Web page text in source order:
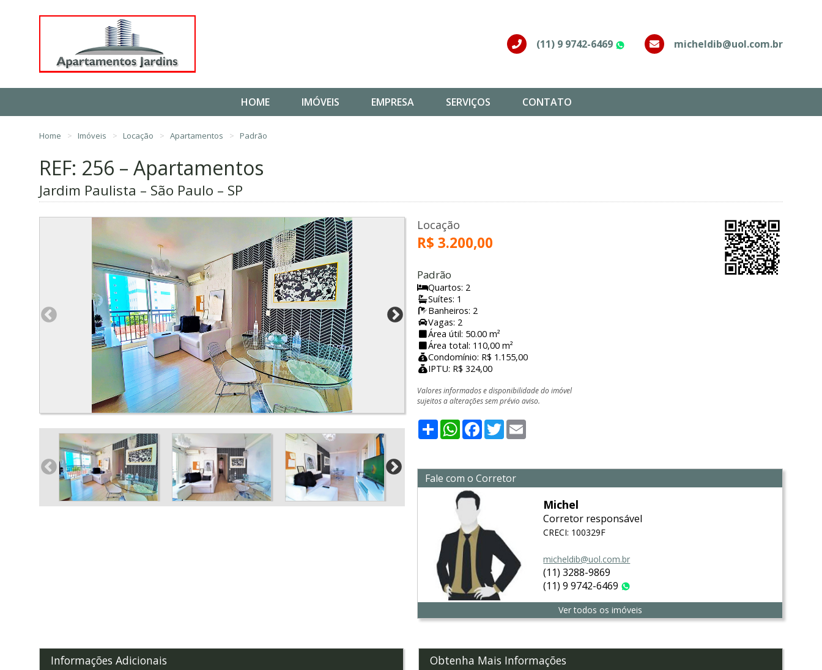
(11) 9 9742-6469 WhatsAppmicheldib@uol.com.br
HOME IMÓVEIS EMPRESA SERVIÇOS CONTATO
Home Imóveis Locação Apartamentos Padrão
REF: 256 – Apartamentos
Jardim Paulista – São Paulo – SP
Locação
R$ 3.200,00
Padrão
Quartos: 2
Suítes: 1
Banheiros: 2
Vagas: 2
Área útil: 50.00 m²
Área total: 110,00 m²
Condomínio: R$ 1.155,00
IPTU: R$ 324,00
Valores informados e disponibilidade do imóvel
sujeitos a alterações sem prévio aviso.
ShareWhatsApp
Facebook
Twitter
Fale com o Corretor
Michel
Corretor responsável
CRECI: 100329F
micheldib@uol.com.br
(11) 3288-9869
(11) 9 9742-6469
Ver todos os imóveis
Informações Adicionais Obtenha Mais Informações